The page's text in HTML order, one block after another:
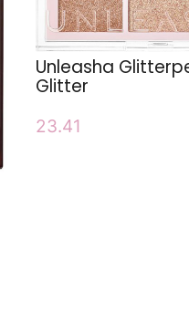
Unleasha
Glitter
23.41